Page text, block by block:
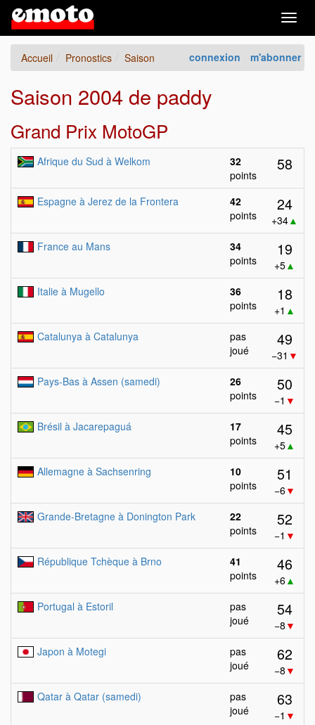
connexion m'abonner
Accueil Pronostics Saison
Saison 2004 de paddy
Grand Prix MotoGP
Afrique du Sud à Welkom
32
points
58
Espagne à Jerez de la Frontera
42
points
24
+34▲
France au Mans
34
points
19
+5▲
Italie à Mugello
36
points
18
+1 ▲
Catalunya à Catalunya
pas
joué
49
−31 ▼
Pays-Bas à Assen (samedi)
26
points
50
−1 ▼
Brésil à Jacarepaguá
17
points
45
+5▲
Allemagne à Sachsenring
10
points
51
−6▼
Grande-Bretagne à Donington Park
22
points
52
−1 ▼
République Tchèque à Brno
41
points
46
+6▲
Portugal à Estoril
pas
joué
54
−8 ▼
Japon à Motegi
pas
joué
62
−8 ▼
Qatar à Qatar (samedi)
pas
joué
63
−1 ▼